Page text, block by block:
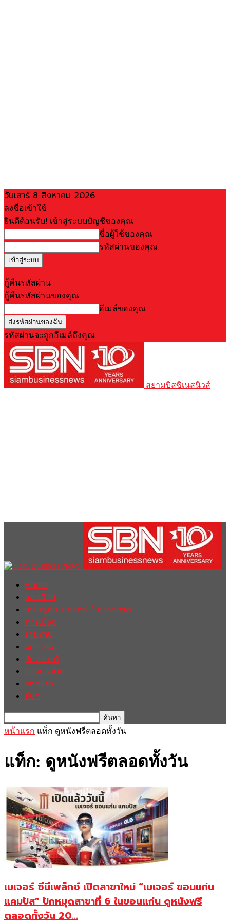
วันเสาร์ 8 สิงหาคม 2026
ลงชื่อเข้าใช้
ยินดีต้อนรับ! เข้าสู่ระบบบัญชีของคุณ
ชื่อผู้ใช้ของคุณ
รหัสผ่านของคุณ
กู้คืนรหัสผ่าน
กู้คืนรหัสผ่านของคุณ
อีเมล์ของคุณ
รหัสผ่านจะถูกอีเมล์ถึงคุณ
สยามบิสซิเนสนิวส์
Home
ฮอตนิวส์
เศรษฐกิจ / ธุรกิจ / การตลาด
การเมือง
รายงาน
บทความ
สัมภาษณ์
ต่างประเทศ
english
อื่นๆ
หน้าแรก แท็ก ดูหนังฟรีตลอดทั้งวัน
แท็ก: ดูหนังฟรีตลอดทั้งวัน
เมเจอร์ ซีนีเพล็กซ์ เปิดสาขาใหม่ “เมเจอร์ ขอนแก่น
แคมปัส” ปักหมุดสาขาที่ 6 ในขอนแก่น ดูหนังฟรี
ตลอดทั้งวัน 20...